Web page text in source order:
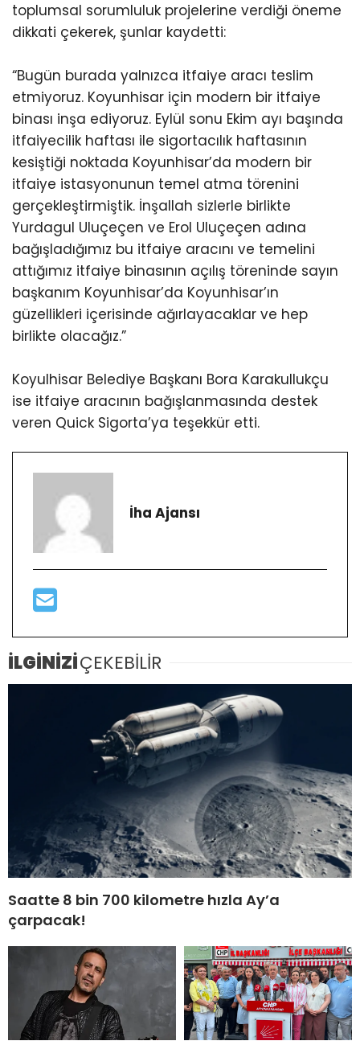
toplumsal sorumluluk projelerine verdiği öneme
dikkati çekerek, şunlar kaydetti:
“Bugün burada yalnızca itfaiye aracı teslim
etmiyoruz. Koyunhisar için modern bir itfaiye
binası inşa ediyoruz. Eylül sonu Ekim ayı başında
itfaiyecilik haftası ile sigortacılık haftasının
kesiştiği noktada Koyunhisar’da modern bir
itfaiye istasyonunun temel atma törenini
gerçekleştirmiştik. İnşallah sizlerle birlikte
Yurdagul Uluçeçen ve Erol Uluçeçen adına
bağışladığımız bu itfaiye aracını ve temelini
attığımız itfaiye binasının açılış töreninde sayın
başkanım Koyunhisar’da Koyunhisar’ın
güzellikleri içerisinde ağırlayacaklar ve hep
birlikte olacağız.”
Koyulhisar Belediye Başkanı Bora Karakullukçu
ise itfaiye aracının bağışlanmasında destek
veren Quick Sigorta’ya teşekkür etti.
İha Ajansı
İLGİNİZİÇEKEBİLİR
Saatte 8 bin 700 kilometre hızla Ay’a
çarpacak!